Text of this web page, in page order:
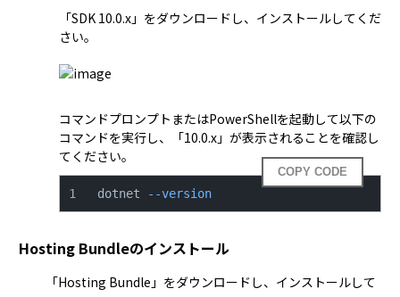
「SDK 10.0.x」をダウンロードし、インストールしてくだ
コマンドプロンプトまたはPowerShellを起動して以下の
コマンドを実行し、「10.0.x」が表示されることを確認し
てください。
COPY CODE
dotnet --version
Hosting Bundleのインストール
「Hosting Bundle」をダウンロードし、インストールして